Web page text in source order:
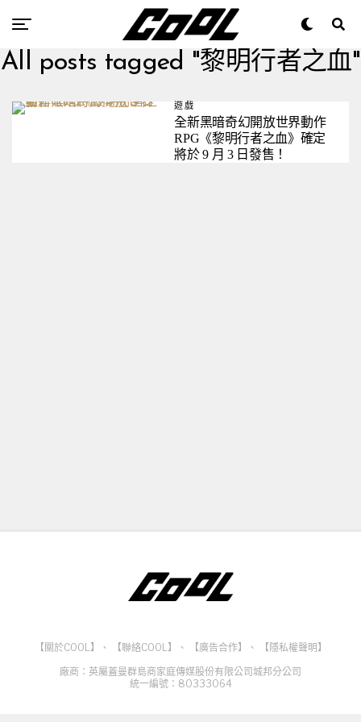
All posts tagged "黎明行者之血"
遊戲
全新黑暗奇幻開放世界動作
RPG《黎明行者之血》確定
將於 9 月 3 日發售！
【關於COOL】 、 【聯絡COOL】 、 【廣告合作】 、
【隱私權聲明】
廠商：英屬蓋曼群島商家庭傳媒股份有限公司城邦分公司
統一編號：80333064